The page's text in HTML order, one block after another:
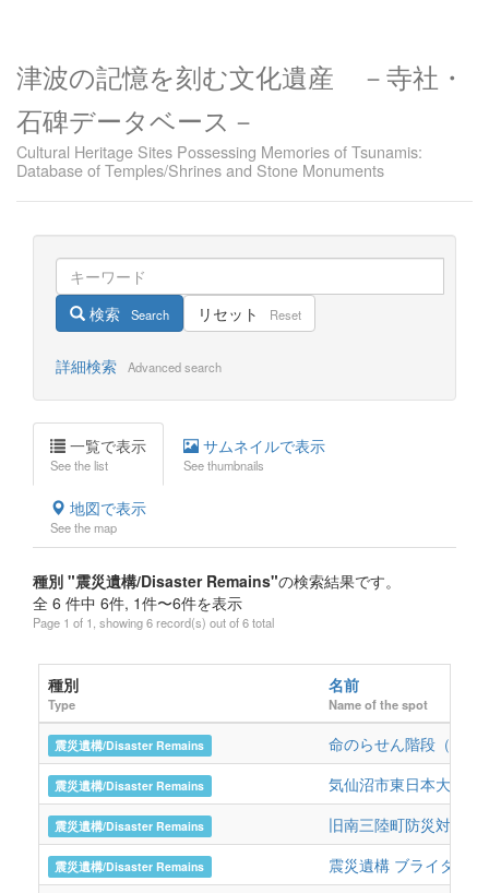
津波の記憶を刻む文化遺産 －寺社・
石碑データベース－
Cultural Heritage Sites Possessing Memories of Tsunamis:
Database of Temples/Shrines and Stone Monuments
検索 Search リセット Reset
詳細検索 Advanced search
一覧で表示
See the list
サムネイルで表示
See thumbnails
地図で表示
See the map
種別 "震災遺構/Disaster Remains"の検索結果です。
全 6 件中 6件, 1件〜6件を表示
Page 1 of 1, showing 6 record(s) out of 6 total
種別
Type
名前
Name of the spot
震災遺構/Disaster Remains 命のらせん階段（旧阿
震災遺構/Disaster Remains 気仙沼市東日本大震災
震災遺構/Disaster Remains 旧南三陸町防災対策庁
震災遺構/Disaster Remains 震災遺構 ブライダル